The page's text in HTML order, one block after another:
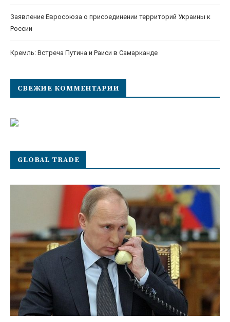
Заявление Евросоюза о присоединении территорий Украины к
России
Кремль: Встреча Путина и Раиси в Самарканде
СВЕЖИЕ КОММЕНТАРИИ
GLOBAL TRADE